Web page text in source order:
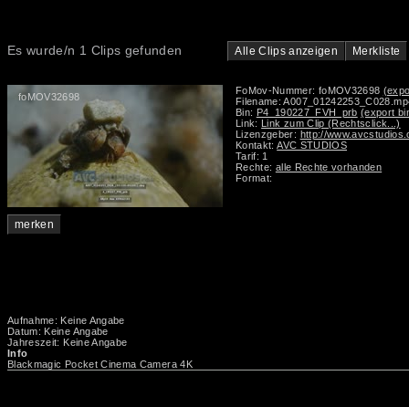
Es wurde/n 1 Clips gefunden Alle Clips anzeigen Merkliste
foMOV32698
merken
FoMov-Nummer: foMOV32698
Filename:
Bin: P4_190227_FVH_prb (export
Link: Link zum Clip (Rechtsclick...)
Lizenzgeber: http://
Kontakt:AVC STUDIOS
Tarif: 1
Rechte: alle Rechte vorhanden
Format:
Aufnahme: Keine Angabe
Datum: Keine Angabe
Jahreszeit: Keine Angabe
Info
Blackmagic Pocket Cinema Camera 4K